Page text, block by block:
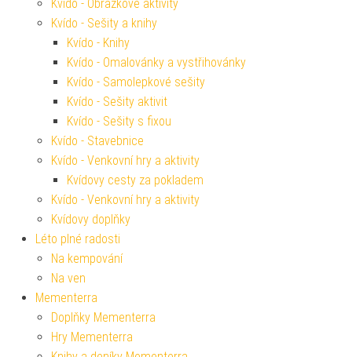
Kvído - Obrázkové aktivity
Kvído - Sešity a knihy
Kvído - Knihy
Kvído - Omalovánky a vystřihovánky
Kvído - Samolepkové sešity
Kvído - Sešity aktivit
Kvído - Sešity s fixou
Kvído - Stavebnice
Kvído - Venkovní hry a aktivity
Kvídovy cesty za pokladem
Kvído - Venkovní hry a aktivity
Kvídovy doplňky
Léto plné radosti
Na kempování
Na ven
Mementerra
Doplňky Mementerra
Hry Mementerra